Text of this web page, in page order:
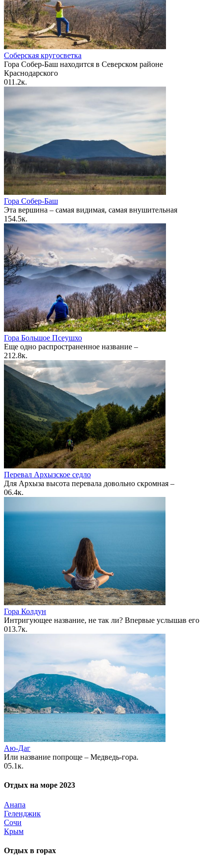
Соберская кругосветка
Гора Собер-Баш находится в Северском районе
Краснодарского
011.2к.
Гора Собер-Баш
Эта вершина – самая видимая, самая внушительная
1 54.5к.
Гора Большое Псеушхо
Еще одно распространенное название –
212.8к.
Перевал Архызское седло
Для Архыза высота перевала довольно скромная –
06.4к.
Гора Колдун
Интригующее название, не так ли? Впервые услышав его
013.7к.
Аю-Даг
Или название попроще – Медведь-гора.
05.1к.
Отдых на море 2023
Анапа
Геленджик
Сочи
Крым
Отдых в горах